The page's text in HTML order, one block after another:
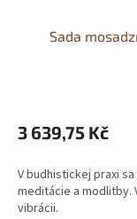
Sada
3 639,75 Kč
V budhistickej praxi
meditácie a modlitby.
vibrácii.